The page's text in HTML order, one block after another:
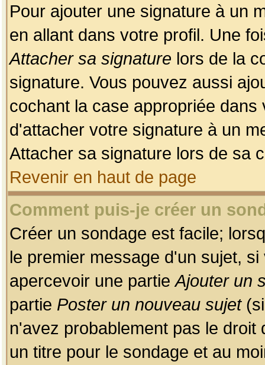
Pour ajouter une signature à un
en allant dans votre profil. Une
Attacher sa signature lors de la
signature. Vous pouvez aussi
cochant la case appropriée
d'attacher votre signature à un
Attacher sa signature lors de sa
Revenir en haut de page
Comment puis-je créer un
Créer un sondage est facile;
le premier message d'un sujet,
apercevoir une partieAjouter un
partie Poster un nouveau sujet(si
n'avez probablement pas le
un titre pour le sondage et au